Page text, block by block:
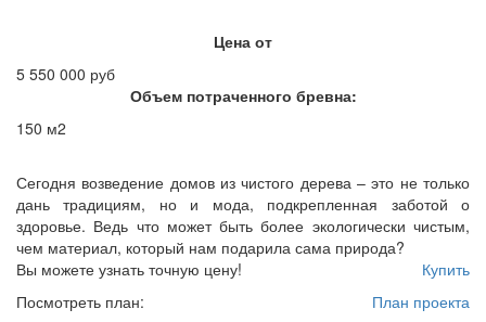
Цена от
5 550 000 руб
Объем потраченного бревна:
150 м2
Сегодня возведение домов из чистого дерева – это не только
дань традициям, но и мода, подкрепленная заботой о
здоровье. Ведь что может быть более экологически чистым,
чем материал, который нам подарила сама природа?
Купить
Вы можете узнать точную цену!
План проекта
Посмотреть план: